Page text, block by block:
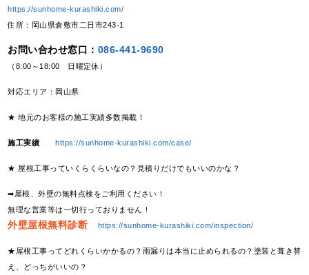
https://sunhome-kurashiki.com/
住所：岡山県倉敷市二日市243-1
お問い合わせ窓口： 086-441-9690
（8:00～18:00 日曜定休）
対応エリア：岡山県
★ 地元のお客様の施工実績多数掲載！
施工実績 https://sunhome-kurashiki.com/case/
★ 屋根工事っていくらくらいなの？見積りだけでもいいのかな？
➡屋根、外壁の無料点検をご利用ください！
無理な営業等は一切行っておりません！
外壁屋根無料診断 https://sunhome-kurashiki.com/inspection/
★屋根工事ってどれくらいかかるの？雨漏りは本当に止められるの？塗装と葺き替
え、どっちがいいの？